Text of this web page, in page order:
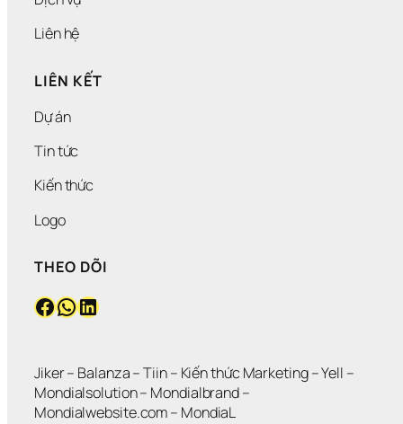
Liên hệ
LIÊN KẾT
Dự án
Tin tức
Kiến thức
Logo
THEO DÕI
Facebook WhatsApp LinkedIn
Jiker – Balanza – Tiin – Kiến thức Marketing – Yell
Mondialsolution – Mondialbrand
Mondialwebsite.com – MondiaL